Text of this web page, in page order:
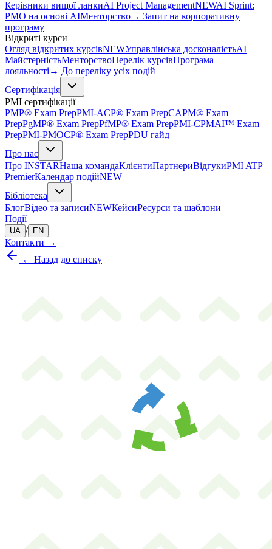
Керівники вищої ланкиAI Project ManagementNEWAI Sprint:
PMO на основі AIМенторство→ Запит на корпоративну
програму
Відкриті курси
Огляд відкритих курсівNEWУправлінська досконалістьAI
МайстерністьМенторствоПерелік курсівПрограма
лояльності → До переліку усіх подій
Сертифікація
PMI сертифікації
PMP® Exam PrepPMI-ACP® Exam PrepCAPM® Exam
PrepPgMP® Exam PrepPfMP® Exam PrepPMI-CPMAI™ Exam
PrepPMI-PMOCP® Exam PrepPDU гайд
Про нас
Про INSTARНаша командаКлієнтиПартнериВідгукиPMI ATP
PremierКалендар подійNEW
Бібліотека
БлогВідео та записиNEWКейсиРесурси та шаблони
Події
UA / EN
Контакти →
← Назад до списку